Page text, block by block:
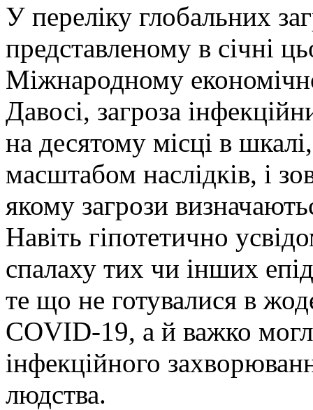
У переліку глобальних
представленому в січні
Міжнародному
Давосі, загроза
на десятому місці в
масштабом наслідків, і
якому загрози
Навіть гіпотетично
спалаху тих чи інших
те що не готувалися в
COVID-19, а й важко
інфекційного
людства.